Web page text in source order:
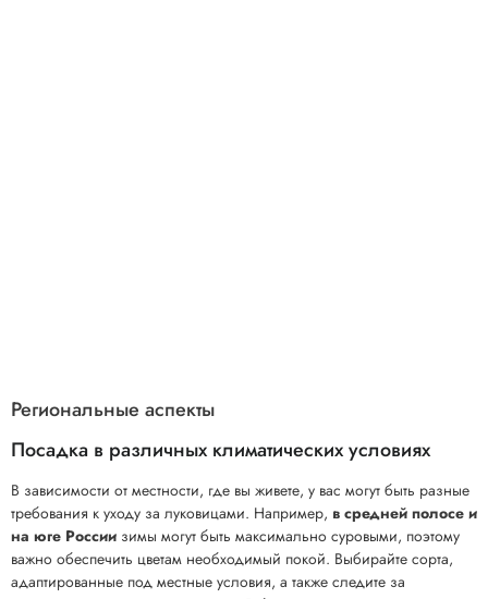
Региональные аспекты
Посадка в различных климатических условиях
В зависимости от местности, где вы живете, у вас могут быть разные
требования к уходу за луковицами. Например, в средней полосе и
на юге России зимы могут быть максимально суровыми, поэтому
важно обеспечить цветам необходимый покой. Выбирайте сорта,
адаптированные под местные условия, а также следите за